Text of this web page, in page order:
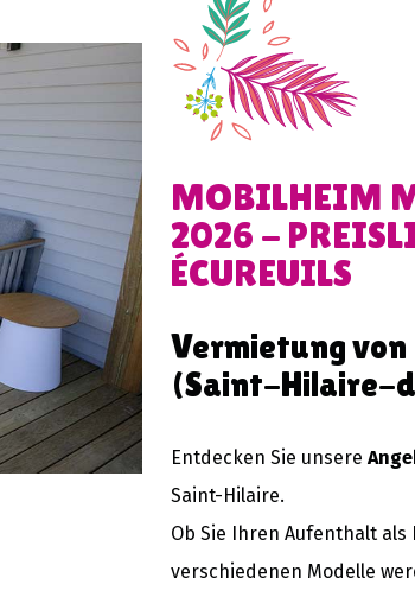
MOBILHEIM
2026 -
ÉCUREUILS
Vermietung von
(Saint-Hilaire-
Entdecken Sie unsere
Saint-Hilaire.
Ob Sie Ihren Aufenthalt als
verschiedenen Modelle